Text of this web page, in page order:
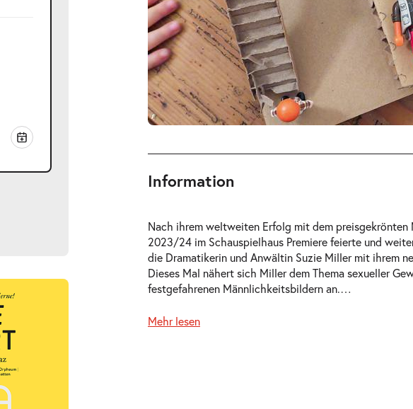
Information
Nach ihrem weltweiten Erfolg mit dem preisgekrönten
2023/24 im Schauspielhaus Premiere feierte und
die Dramatikerin und Anwältin Suzie Miller mit ihrem
Dieses Mal nähert sich Miller dem Thema sexueller
festgefahrenen Männlichkeitsbildern an.…
Mehr lesen